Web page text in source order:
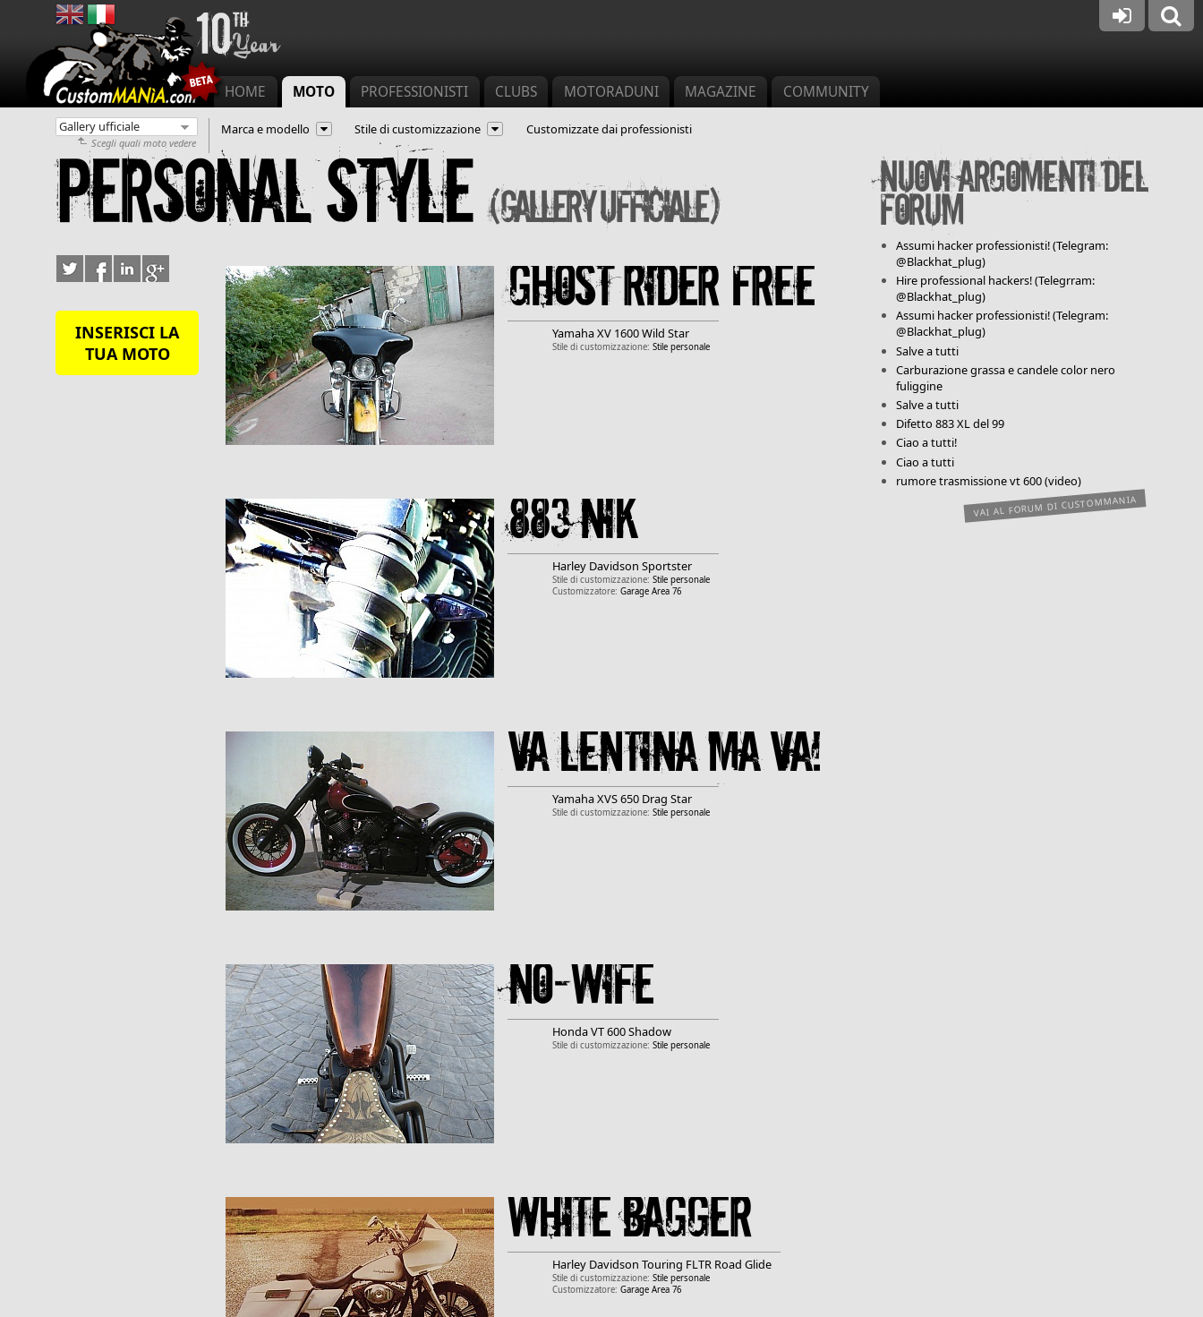
Personal style(Gallery ufficiale)
Ghost rider free
YamahaXV 1600 Wild Star
Stile di customizzazione: Stile personale
883 Nik
Harley Davidson Sportster
Stile di customizzazione: Stile personale
Customizzatore: Garage Area 76
Va lentina ma va!
YamahaXVS 650 Drag Star
Stile di customizzazione: Stile personale
NO-WIFE
HondaVT 600 Shadow
Stile di customizzazione: Stile personale
White Bagger
Harley Davidson Touring FLTR Road Glide
Stile di customizzazione: Stile personale
Customizzatore: Garage Area 76
INSERISCI LA
TUA MOTO
Nuovi argomenti del
forum
Assumi hacker professionisti! (Telegram:
@Blackhat_plug)
Hire professional hackers! (Telegrram:
@Blackhat_plug)
Assumi hacker professionisti! (Telegram:
@Blackhat_plug)
Salve a tutti
Carburazione grassa e candele color nero
fuliggine
Salve a tutti
Difetto 883 XL del 99
Ciao a tutti!
Ciao a tutti
rumore trasmissione vt 600 (video)
VAI AL FORUM DI CUSTOMMANIA
Menu principale
HOME MOTO PROFESSIONISTI CLUBS MOTORADUNI MAGAZINE COMMUNITY
Scegli quali moto vedere
Marca e modello Stile di customizzazione Customizzate dai professionisti